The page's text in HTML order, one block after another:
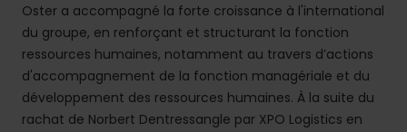
Oster a accompagné la forte croissance à l'international
du groupe, en renforçant et structurant la fonction
ressources humaines, notamment au travers d’actions
d'accompagnement de la fonction managériale et du
développement des ressources humaines. À la suite du
rachat de Norbert Dentressangle par XPO Logistics en